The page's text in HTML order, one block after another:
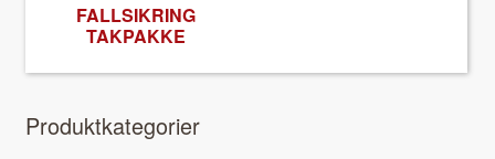
FALLSIKRING
TAKPAKKE
Pro­duk­tkat­e­gori­er